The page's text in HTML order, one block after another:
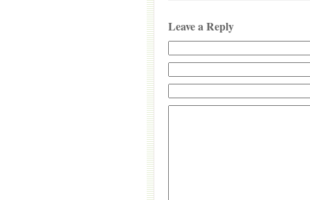
Leave a Reply